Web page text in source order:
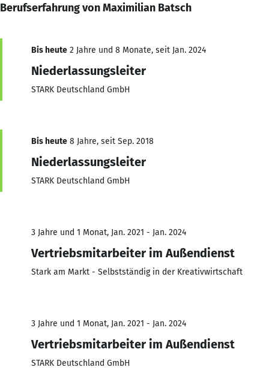
Berufserfahrung von Maximilian Batsch
Bis heute 2 Jahre und 8 Monate, seit Jan. 2024
Niederlassungsleiter
STARK Deutschland GmbH
Bis heute 8 Jahre, seit Sep. 2018
Niederlassungsleiter
STARK Deutschland GmbH
3 Jahre und 1 Monat, Jan. 2021 - Jan. 2024
Vertriebsmitarbeiter im Außendienst
Stark am Markt - Selbstständig in der Kreativwirtschaft
3 Jahre und 1 Monat, Jan. 2021 - Jan. 2024
Vertriebsmitarbeiter im Außendienst
STARK Deutschland GmbH